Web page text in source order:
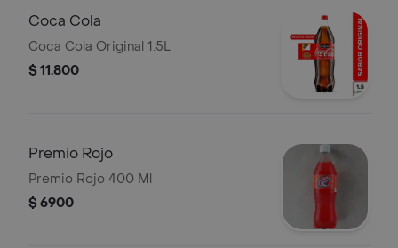
Coca Cola
Coca Cola Original 1.5L
$ 11.800
Premio Rojo
Premio Rojo 400 Ml
$ 6900